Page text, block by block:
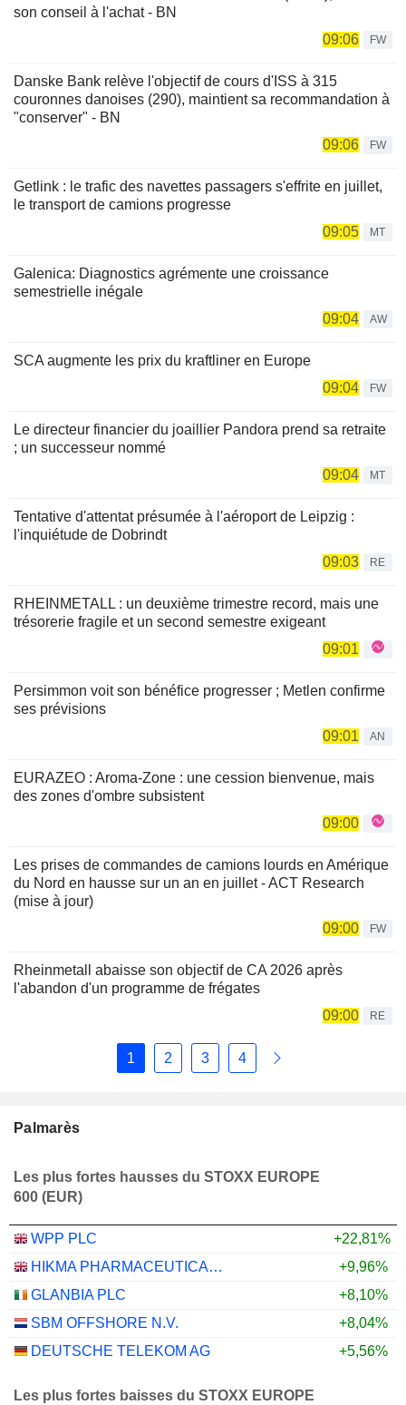
son conseil à l'achat - BN
09:06
FW
Danske Bank relève l'objectif de cours d'ISS à 315
couronnes danoises (290), maintient sa recommandation à
"conserver" - BN
09:06
FW
Getlink : le trafic des navettes passagers s'effrite en juillet,
le transport de camions progresse
09:05
MT
Galenica: Diagnostics agrémente une croissance
semestrielle inégale
09:04
AW
SCA augmente les prix du kraftliner en Europe
09:04
FW
Le directeur financier du joaillier Pandora prend sa retraite
; un successeur nommé
09:04
MT
Tentative d'attentat présumée à l'aéroport de Leipzig :
l'inquiétude de Dobrindt
09:03
RE
RHEINMETALL : un deuxième trimestre record, mais une
trésorerie fragile et un second semestre exigeant
09:01
Persimmon voit son bénéfice progresser ; Metlen confirme
ses prévisions
09:01
AN
EURAZEO : Aroma-Zone : une cession bienvenue, mais
des zones d'ombre subsistent
09:00
Les prises de commandes de camions lourds en Amérique
du Nord en hausse sur un an en juillet - ACT Research
(mise à jour)
09:00
FW
Rheinmetall abaisse son objectif de CA 2026 après
l'abandon d'un programme de frégates
09:00
RE
1 2 3 4
Palmarès
Les plus fortes hausses du STOXX EUROPE
600 (EUR)
WPP PLC
+22,81%
HIKMA PHARMACEUTICALS PLC
+9,96%
GLANBIA PLC
+8,10%
SBM OFFSHORE N.V.
+8,04%
DEUTSCHE TELEKOM AG
+5,56%
Les plus fortes baisses du STOXX EUROPE